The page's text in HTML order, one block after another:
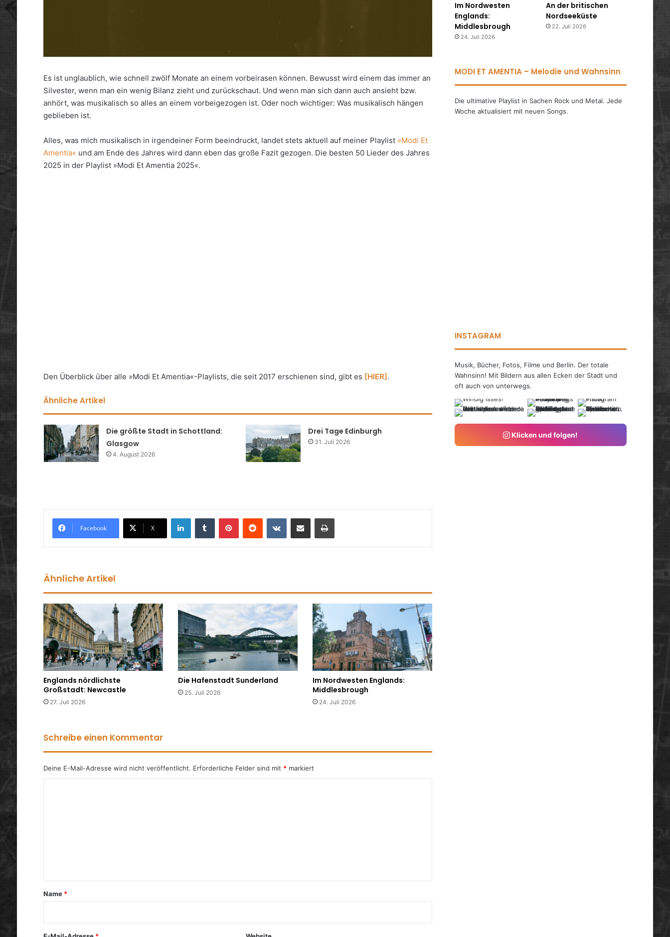
Es ist unglaublich, wie schnell zwölf Monate an einem vorbeirasen können. Bewusst wird einem das immer an
Silvester, wenn man ein wenig Bilanz zieht und zurückschaut. Und wenn man sich dann auch ansieht bzw.
anhört, was musikalisch so alles an einem vorbeigezogen ist. Oder noch wichtiger: Was musikalisch hängen
geblieben ist.
Alles, was mich musikalisch in irgendeiner Form beeindruckt, landet stets aktuell auf meiner Playlist »Modi Et
Amentia« und am Ende des Jahres wird dann eben das große Fazit gezogen. Die besten 50 Lieder des Jahres
2025 in der Playlist »Modi Et Amentia 2025«.
Den Überblick über alle »Modi Et Amentia«-Playlists, die seit 2017 erschienen sind, gibt es [HIER].
Ähnliche Artikel
Die größte Stadt in Schottland:
Glasgow
4. August 2026
Drei Tage Edinburgh
31. Juli 2026
Facebook X
LinkedInTumblr PinterestReddit VKontakteIn einer E-Mail weiterleitenDrucken
Ähnliche Artikel
Englands nördlichste
Großstadt: Newcastle
27. Juli 2026
Die Hafenstadt Sunderland
25. Juli 2026
Im Nordwesten Englands:
Middlesbrough
24. Juli 2026
Schreibe einen Kommentar
Deine E-Mail-Adresse wird nicht veröffentlicht. Erforderliche Felder sind mit * markiert
a
Name *
Im Nordwesten
Englands:
Middlesbrough
24. Juli 2026
An der britischen
Nordseeküste
22. Juli 2026
MODI ET AMENTIA – Melodie und Wahnsinn
Die ultimative Playlist in Sachen Rock und Metal. Jede
Woche aktualisiert mit neuen Songs.
INSTAGRAM
Musik, Bücher, Fotos, Filme und Berlin. Der totale
Wahnsinn! Mit Bildern aus allen Ecken der Stadt und
oft auch von unterwegs.
Klicken und folgen!